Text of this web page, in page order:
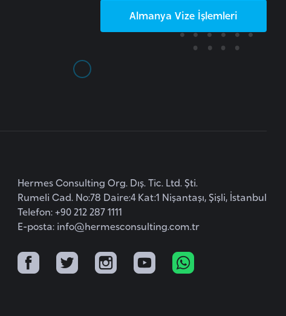
Almanya Vize İşlemleri
Hermes Consulting Org. Dış. Tic. Ltd. Şti.
Rumeli Cad. No:78 Daire:4 Kat:1 Nişantaşı, Şişli, İstanbul
Telefon: +90 212 287 1111
E-posta: info@hermesconsulting.com.tr